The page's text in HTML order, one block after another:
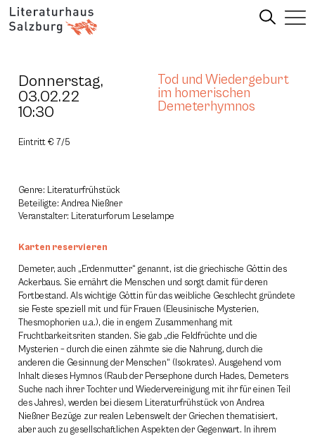
Donnerstag,
03.02.22
10:30
Tod und Wiedergeburt
im homerischen
Demeterhymnos
Eintritt € 7/5
Genre: Literaturfrühstück
Beteiligte: Andrea Nießner
Veranstalter: Literaturforum Leselampe
Karten reservieren
Demeter, auch „Erdenmutter“ genannt, ist die griechische Göttin des
Ackerbaus. Sie ernährt die Menschen und sorgt damit für deren
Fortbestand. Als wichtige Göttin für das weibliche Geschlecht gründete
sie Feste speziell mit und für Frauen (Eleusinische Mysterien,
Thesmophorien u.a.), die in engem Zusammenhang mit
Fruchtbarkeitsriten standen. Sie gab „die Feldfrüchte und die
Mysterien – durch die einen zähmte sie die Nahrung, durch die
anderen die Gesinnung der Menschen“ (Isokrates). Ausgehend vom
Inhalt dieses Hymnos (Raub der Persephone durch Hades, Demeters
Suche nach ihrer Tochter und Wiedervereinigung mit ihr für einen Teil
des Jahres), werden bei diesem Literaturfrühstück von Andrea
Nießner Bezüge zur realen Lebenswelt der Griechen thematisiert,
aber auch zu gesellschaftlichen Aspekten der Gegenwart. In ihrem